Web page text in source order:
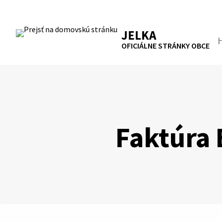
obsah
RSS Mapa Tlačiť
JELKA
OFICIÁLNE STRÁNKY OBCE
Faktúra